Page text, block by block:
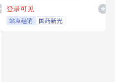
登录可见
站点经销 国药新光